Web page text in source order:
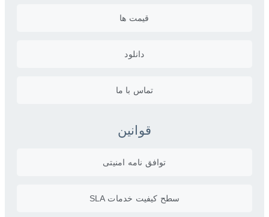
قیمت ها
دانلود
تماس با ما
قوانین
توافق نامه امنیتی
سطح کیفیت خدمات SLA